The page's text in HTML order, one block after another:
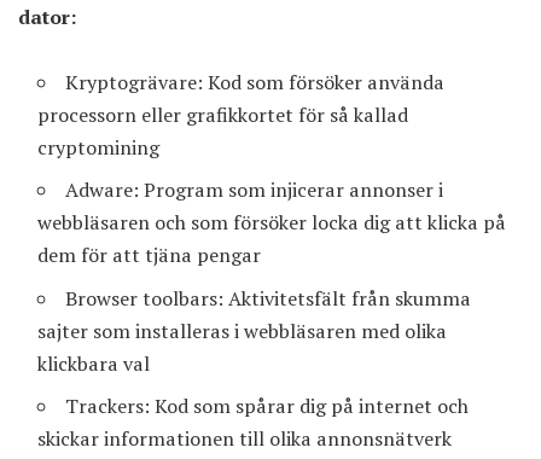
dator:
Kryptogrävare: Kod som försöker använda
processorn eller grafikkortet för så kallad
cryptomining
Adware: Program som injicerar annonser i
webbläsaren och som försöker locka dig att klicka på
dem för att tjäna pengar
Browser toolbars: Aktivitetsfält från skumma
sajter som installeras i webbläsaren med olika
klickbara val
Trackers: Kod som spårar dig på internet och
skickar informationen till olika annonsnätverk